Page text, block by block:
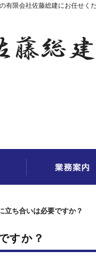
有限会社佐藤総建にお任せく
立ち合いは必要ですか？
すか？